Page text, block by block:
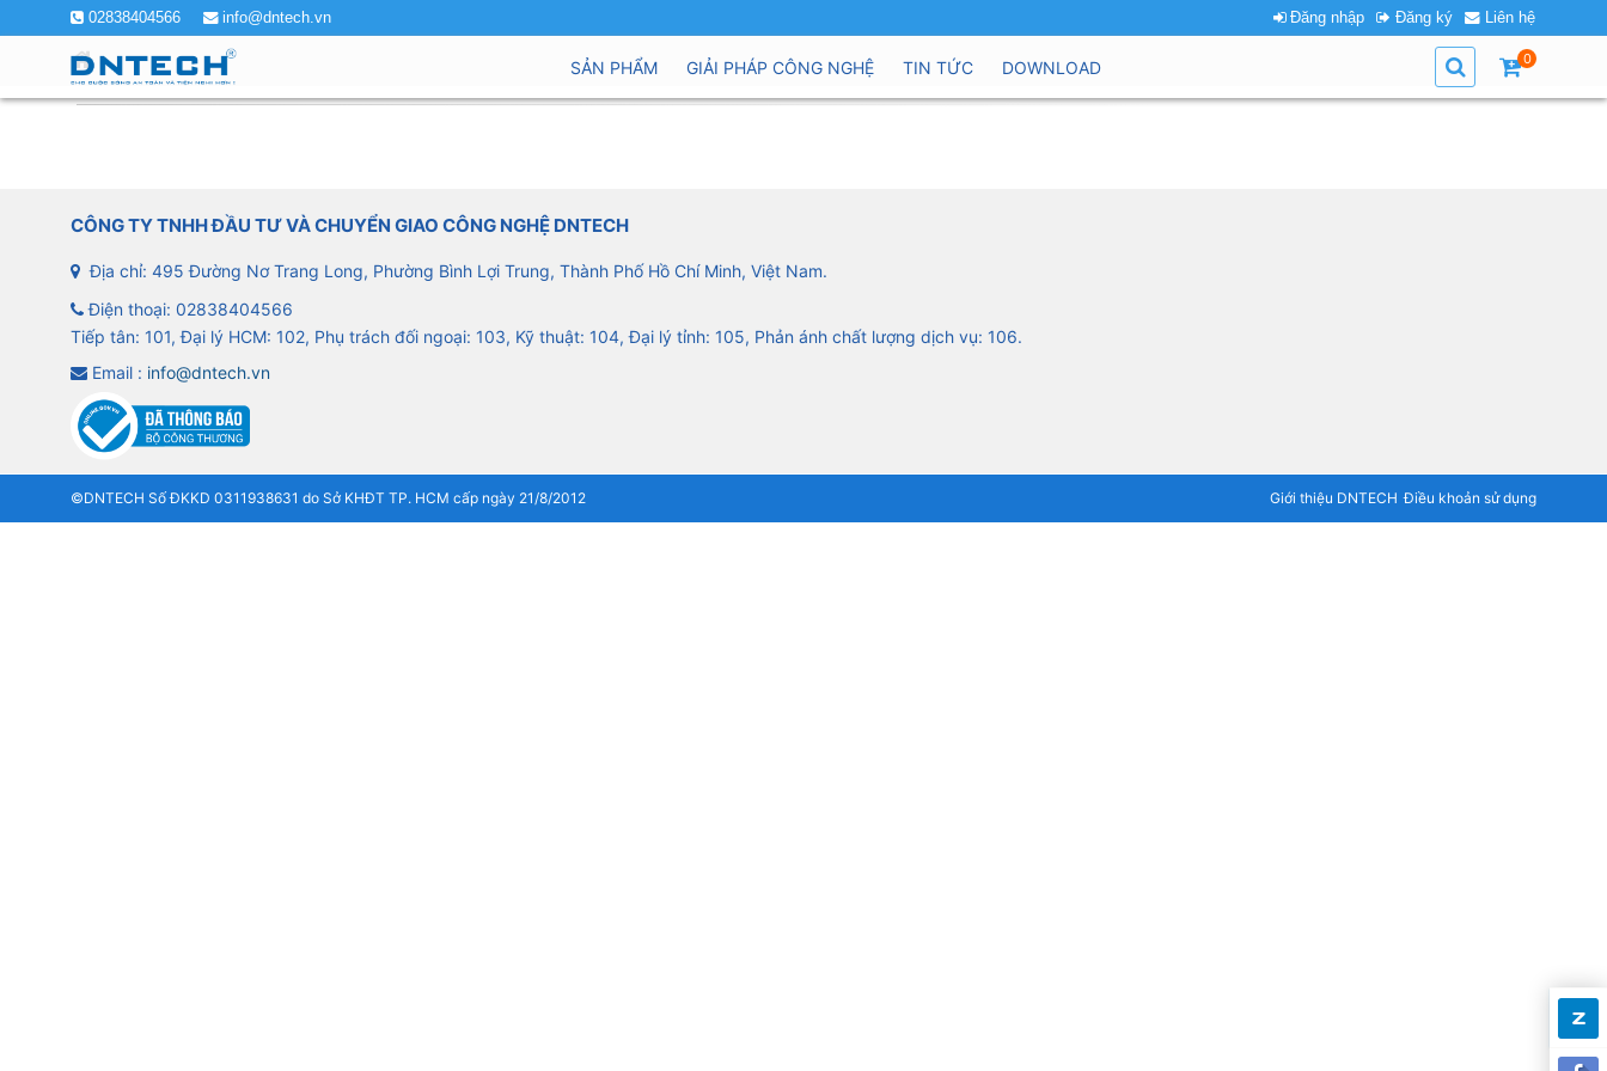
02838404566 info@dntech.vn Đăng nhập Đăng ký Liên hệ
SẢN PHẨM GIẢI PHÁP CÔNG NGHỆ TIN TỨC DOWNLOAD 0
CÔNG TY TNHH ĐẦU TƯ VÀ CHUYỂN GIAO CÔNG NGHỆ DNTECH
Địa chỉ: 495 Đường Nơ Trang Long, Phường Bình Lợi Trung, Thành Phố Hồ Chí Minh, Việt Nam.
Điện thoại: 02838404566
Tiếp tân: 101, Đại lý HCM: 102, Phụ trách đối ngoại: 103, Kỹ thuật: 104, Đại lý tỉnh: 105, Phản ánh chất lượng dịch vụ: 106.
Email : info@dntech.vn
©DNTECH Số ĐKKD 0311938631 do Sở KHĐT TP. HCM cấp ngày 21/8/2012 Giới thiệu DNTECH Điều khoản sử dụng